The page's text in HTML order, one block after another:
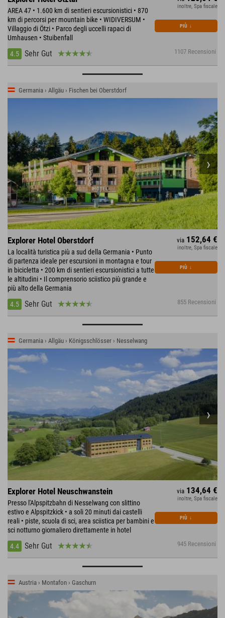
AREA 47 • 1.600 km di sentieri escursionistici • 870
km di percorsi per mountain bike • WIDIVERSUM •
Villaggio di Ötzi • Parco degli uccelli rapaci di
Umhausen • Stuibenfall
4.5
Sehr Gut 1107 Recensioni
inoltre, Spa fiscale
PIÙ ↓
Germania › Allgäu › Fischen bei Oberstdorf
Explorer Hotel Oberstdorf
La località turistica più a sud della Germania • Punto
di partenza ideale per escursioni in montagna e tour
in bicicletta • 200 km di sentieri escursionistici a tutte
le altitudini • Il comprensorio sciistico più grande e
più alto della Germania
4.5
Sehr Gut 855 Recensioni
via 152,64 €
inoltre, Spa fiscale
PIÙ ↓
Germania › Allgäu › Königsschlösser › Nesselwang
Explorer Hotel Neuschwanstein
Presso l'Alpspitzbahn di Nesselwang con slittino
estivo e Alpspitzkick • a soli 20 minuti dai castelli
reali • piste, scuola di sci, area sciistica per bambini e
sci notturno giornaliero direttamente in hotel
4.4
Sehr Gut 945 Recensioni
via 134,64 €
inoltre, Spa fiscale
PIÙ ↓
Austria › Montafon › Gaschurn